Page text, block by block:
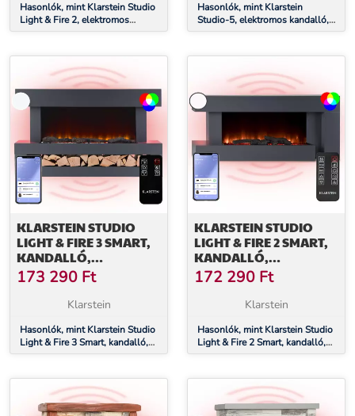
Hasonlók, mint Klarstein Studio
Light & Fire 2, elektromos
kandalló, 1000/2000 W, MDF,
Hasonlók, mint Klarstein
Studio-5, elektromos kandalló,
forrólevegős ventilátor,
KLARSTEIN STUDIO
LIGHT & FIRE 3 SMART,
KANDALLÓ,
1000/2000 W, MDF,
WIFI CONTROL
173 290 Ft
Klarstein
Hasonlók, mint Klarstein Studio
Light & Fire 3 Smart, kandalló,
1000/2000 W, MDF, WiFi
KLARSTEIN STUDIO
LIGHT & FIRE 2 SMART,
KANDALLÓ,
1000/2000 W, MDF,
WIFI CONTROL
172 290 Ft
Klarstein
Hasonlók, mint Klarstein Studio
Light & Fire 2 Smart, kandalló,
1000/2000 W, MDF, WiFi